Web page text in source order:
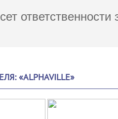
ответственности
«ALPHAVILLE»